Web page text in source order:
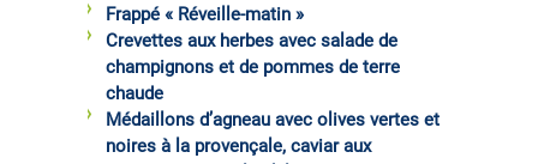
Frappé « Réveille-matin »
Crevettes aux herbes avec salade de
champignons et de pommes de terre
chaude
Médaillons d’agneau avec olives vertes et
noires à la provençale, caviar aux